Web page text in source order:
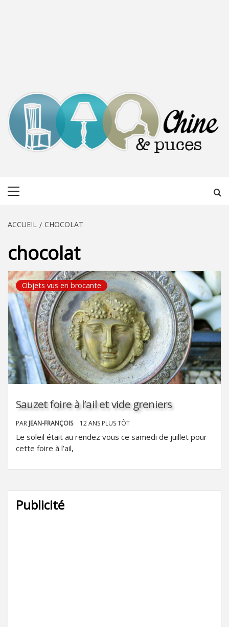
ACCUEIL CHOCOLAT
chocolat
Objets vus en brocante
Sauzet foire à l’ail et vide greniers
PAR JEAN-FRANÇOIS 12 ANS PLUS TÔT
Le soleil était au rendez vous ce samedi de juillet pour
cette foire à l’ail,
Publicité